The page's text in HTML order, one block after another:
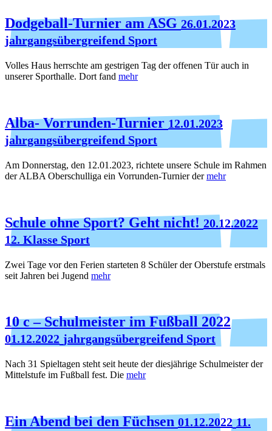
Dodgeball-Turnier am ASG 26.01.2023
jahrgangsübergreifend Sport
Volles Haus herrschte am gestrigen Tag der offenen Tür auch in
unserer Sporthalle. Dort fand mehr
Alba- Vorrunden-Turnier 12.01.2023
jahrgangsübergreifend Sport
Am Donnerstag, den 12.01.2023, richtete unsere Schule im Rahmen
der ALBA Oberschulliga ein Vorrunden-Turnier dermehr
Schule ohne Sport? Geht nicht! 20.12.2022
12. Klasse Sport
Zwei Tage vor den Ferien starteten 8 Schüler der Oberstufe erstmals
seit Jahren bei Jugend mehr
10 c – Schulmeister im Fußball 2022
01.12.2022 jahrgangsübergreifend Sport
Nach 31 Spieltagen steht seit heute der diesjährige Schulmeister der
Mittelstufe im Fußball fest. Die mehr
Ein Abend bei den Füchsen 01.12.2022 11.